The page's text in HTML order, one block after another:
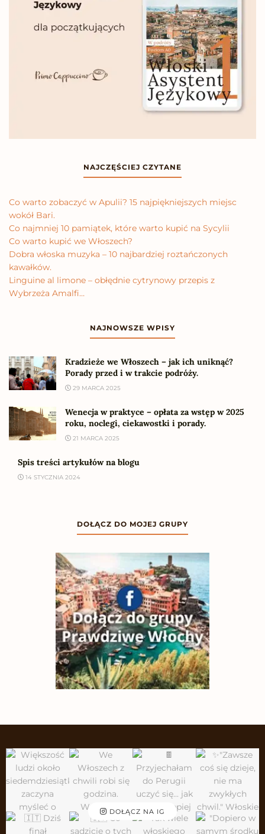
NAJCZĘŚCIEJ CZYTANE
Co warto zobaczyć w Apulii? 15 najpiękniejszych miejsc
wokół Bari.
Co najmniej 10 pamiątek, które warto kupić na Sycylii
Co warto kupić we Włoszech?
Dobra włoska muzyka – 10 najbardziej roztańczonych
kawałków.
Linguine al limone – obłędnie cytrynowy przepis z
Wybrzeża Amalfi…
NAJNOWSZE WPISY
Kradzieże we Włoszech – jak ich uniknąć?
Porady przed i w trakcie podróży.
29 MARCA 2025
Wenecja w praktyce – opłata za wstęp w 2025
roku, noclegi, ciekawostki i porady.
21 MARCA 2025
Spis treści artykułów na blogu
14 STYCZNIA 2024
DOŁĄCZ DO MOJEJ GRUPY
DOŁĄCZ NA IG